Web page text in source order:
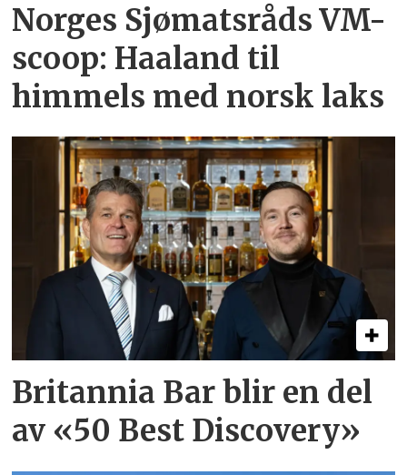
Norges Sjømatsråds VM-
scoop: Haaland til
himmels med norsk laks
Britannia Bar blir en del
av «50 Best Discovery»